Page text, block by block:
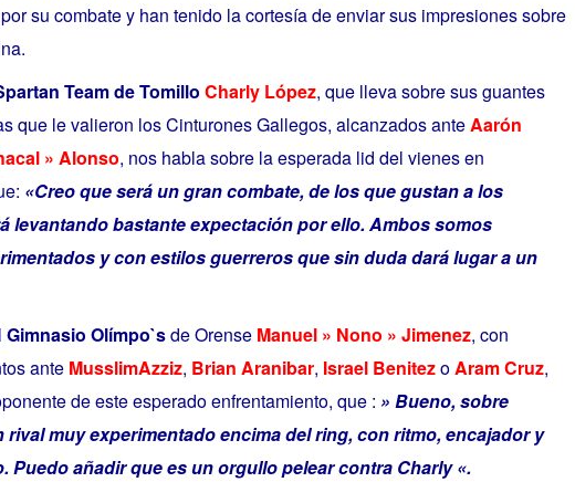
su combate y han tenido la cortesía de enviar sus impresiones sobre
Team de Tomillo Charly López, que lleva sobre sus guantes
que le valieron los Cinturones Gallegos, alcanzados anteAarón
» Alonso, nos habla sobre la esperada lid del vienes en
«Creo que será un gran combate, de los que gustan a los
levantando bastante expectación por ello. Ambos somos
y con estilos guerreros que sin duda dará lugar a un
Gimnasio Olímpo`sde Orense Manuel » Nono » Jimenez, con
ante MusslimAzziz, Brian Aranibar, Israel BenitezoAram Cruz,
de este esperado enfrentamiento, que : » Bueno, sobre
rival muy experimentado encima del ring, con ritmo, encajador y
Puedo añadir que es un orgullo pelear contra Charly «.